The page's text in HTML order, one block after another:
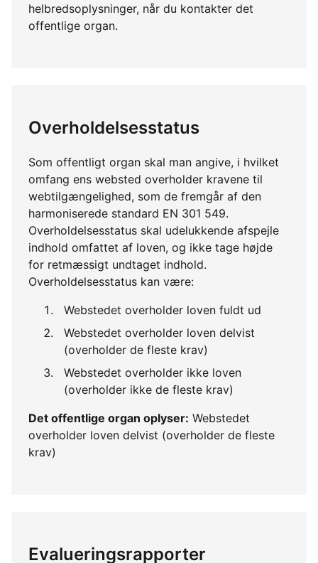
helbredsoplysninger, når du kontakter det
offentlige organ.
Overholdelsesstatus
Som offentligt organ skal man angive, i hvilket
omfang ens websted overholder kravene til
webtilgængelighed, som de fremgår af den
harmoniserede standard EN 301 549.
Overholdelsesstatus skal udelukkende afspejle
indhold omfattet af loven, og ikke tage højde
for retmæssigt undtaget indhold.
Overholdelsesstatus kan være:
Webstedet overholder loven fuldt ud
Webstedet overholder loven delvist
(overholder de fleste krav)
Webstedet overholder ikke loven
(overholder ikke de fleste krav)
Det offentlige organ oplyser: Webstedet
overholder loven delvist (overholder de fleste
krav)
Evalueringsrapporter